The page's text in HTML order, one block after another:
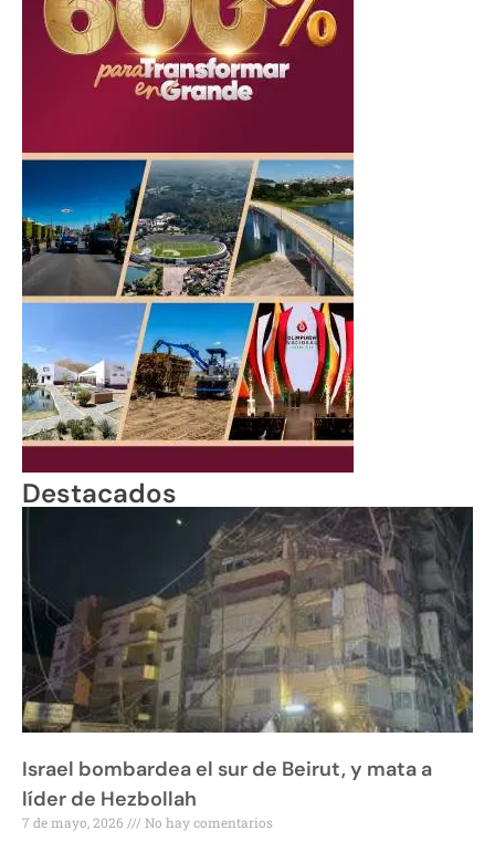
Destacados
Israel bombardea el sur de Beirut, y mata a
líder de Hezbollah
7 de mayo, 2026 No hay comentarios